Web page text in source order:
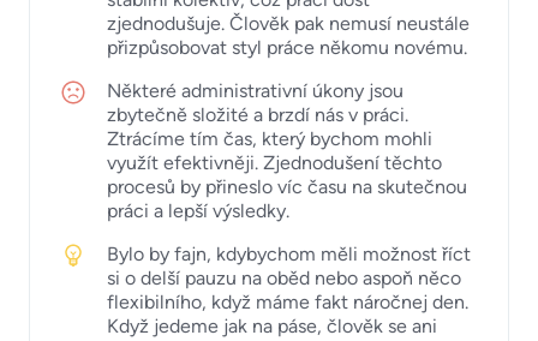
zjednodušuje. Člověk pak nemusí neustále
přizpůsobovat styl práce někomu novému.
Některé administrativní úkony jsou
zbytečně složité a brzdí nás v práci.
Ztrácíme tím čas, který bychom mohli
využít efektivněji. Zjednodušení těchto
procesů by přineslo víc času na skutečnou
práci a lepší výsledky.
Bylo by fajn, kdybychom měli možnost říct
si o delší pauzu na oběd nebo aspoň něco
flexibilního, když máme fakt náročnej den.
Když jedeme jak na páse, člověk se ani